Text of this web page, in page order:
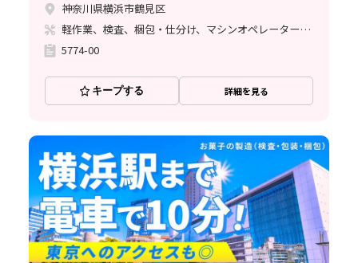
神奈川県横浜市鶴見区
軽作業、検査、梱包・仕分け、マシンオペレーター、清掃・洗浄、ライン作業、立ち作業
5774-00
キープする 詳細を見る